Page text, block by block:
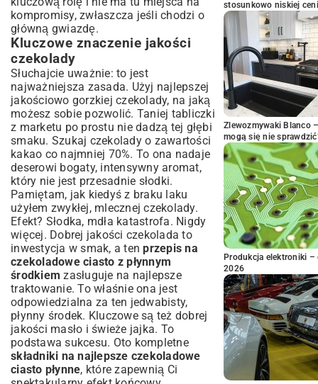
kompromisy, zwłaszcza jeśli chodzi o
główną gwiazdę.
Kluczowe znaczenie jakości
czekolady
Słuchajcie uważnie: to jest
najważniejsza zasada. Użyj najlepszej
jakościowo gorzkiej czekolady, na jaką
możesz sobie pozwolić. Taniej tabliczki
z marketu po prostu nie dadzą tej głębi
smaku. Szukaj czekolady o zawartości
kakao co najmniej 70%. To ona nadaje
deserowi bogaty, intensywny aromat,
który nie jest przesadnie słodki.
Pamiętam, jak kiedyś z braku laku
użyłem zwykłej, mlecznej czekolady.
Efekt? Słodka, mdła katastrofa. Nigdy
więcej. Dobrej jakości czekolada to
inwestycja w smak, a tenprzepis na
czekoladowe ciasto z płynnym
środkiem zasługuje na najlepsze
traktowanie. To właśnie ona jest
odpowiedzialna za ten jedwabisty,
płynny środek. Kluczowe są też dobrej
jakości masło i świeże jajka. To
podstawa sukcesu. Oto kompletne
składniki na najlepsze czekoladowe
ciasto płynne, które zapewnią Ci
stosunkowo niskiej
Zlewozmywaki Blanco
mogą się nie
Produkcja elektroniki –
2026